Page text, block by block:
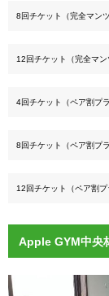
8回チケット（完全マン
12回チケット（完全マン
4回チケット（ペア割プラ
8回チケット（ペア割プラ
12回チケット（ペア割プ
Apple GYM中央